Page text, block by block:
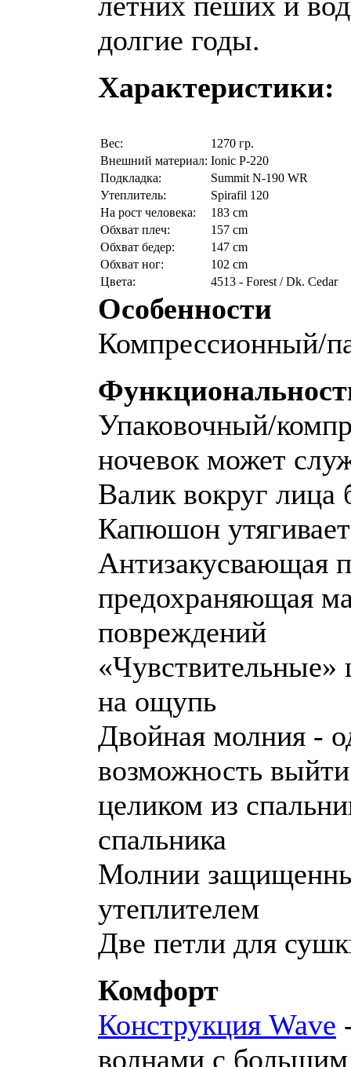
долгие годы.
Характеристики:
Вес:
1270 гр.
Внешний материал: Ionic P-220
Подкладка:
Summit N-190 WR
Утеплитель:
Spirafil 120
На рост человека:
183 cm
Обхват плеч:
157 cm
Обхват бедер:
147 cm
Обхват ног:
102 cm
Цвета:
4513 - Forest / Dk. Cedar
Особенности
Компрессионный/
Упаковочный/
ночевок может
Валик вокруг лица
Капюшон
Антизакусвающая
предохраняющая
повреждений
на ощупь
Двойная молния -
возможность
целиком из
спальника
Молнии
утеплителем
Две петли для
Комфорт
Конструкция Wave
волнами с